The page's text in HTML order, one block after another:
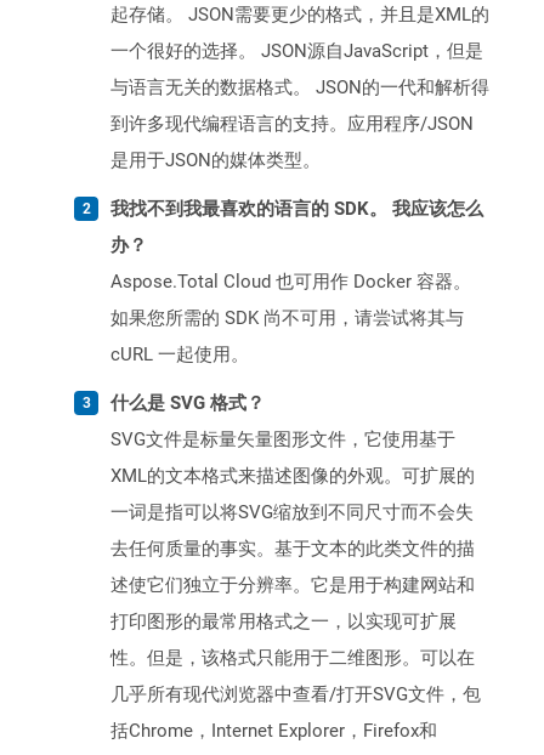
起存储。 JSON需要更少的格式，并且是XML的
一个很好的选择。 JSON源自JavaScript，但是
与语言无关的数据格式。 JSON的一代和解析得
到许多现代编程语言的支持。应用程序/JSON
是用于JSON的媒体类型。
我找不到我最喜欢的语言的 SDK。 我应该怎么
办？
Aspose.Total Cloud 也可用作 Docker 容器。
如果您所需的 SDK 尚不可用，请尝试将其与
cURL 一起使用。
什么是 SVG 格式？
SVG文件是标量矢量图形文件，它使用基于
XML的文本格式来描述图像的外观。可扩展的
一词是指可以将SVG缩放到不同尺寸而不会失
去任何质量的事实。基于文本的此类文件的描
述使它们独立于分辨率。它是用于构建网站和
打印图形的最常用格式之一，以实现可扩展
性。但是，该格式只能用于二维图形。可以在
几乎所有现代浏览器中查看/打开SVG文件，包
括Chrome，Internet Explorer，Firefox和